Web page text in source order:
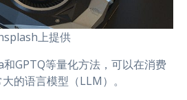
上提供
GPTQ等量化方法，可以在消费
的语言模型（LLM）。